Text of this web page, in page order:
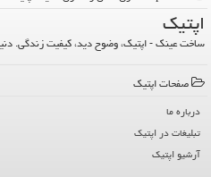
اپتیك
ساخت عینک - اپتیک، وضوح دید، کیفیت زندگی.
صفحات اپتیك
درباره ما
تبلیغات در اپتیك
آرشیو اپتیك